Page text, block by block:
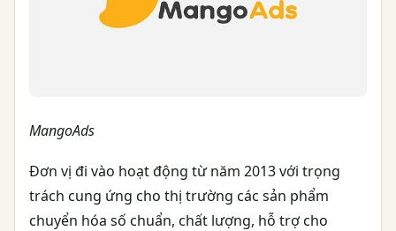
MangoAds
Đơn vị đi vào hoạt động từ năm 2013 với trọng
trách cung ứng cho thị trường các sản phẩm
chuyển hóa số chuẩn, chất lượng, hỗ trợ cho